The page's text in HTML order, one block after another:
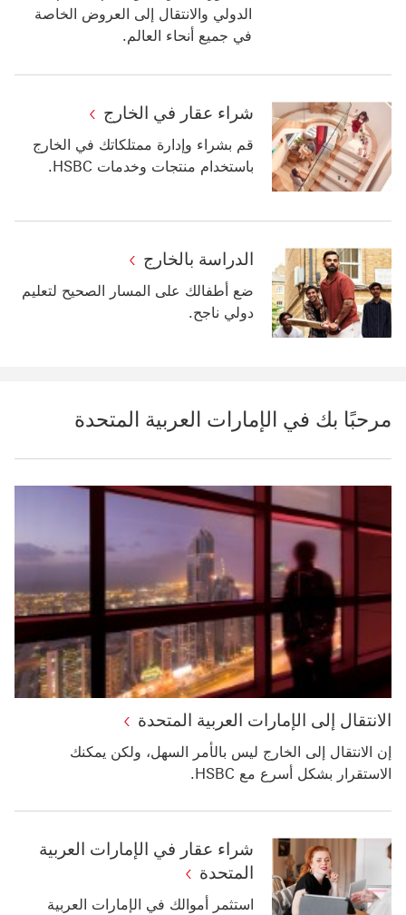
الدولي والانتقال إلى العروض الخاصة
في جميع أنحاء العالم.
شراء عقار في الخارج
قم بشراء وإدارة ممتلكاتك في الخارج
باستخدام منتجات وخدمات HSBC.
الدراسة بالخارج
ضع أطفالك على المسار الصحيح لتعليم
دولي ناجح.
مرحبًا بك في ‏‫الإمارات العربية المتحدة‬
الانتقال إلى الإمارات العربية المتحدة
إن الانتقال إلى الخارج ليس بالأمر السهل، ولكن يمكنك
الاستقرار بشكل أسرع مع HSBC.
شراء عقار في الإمارات العربية
المتحدة
استثمر أموالك في الإمارات العربية